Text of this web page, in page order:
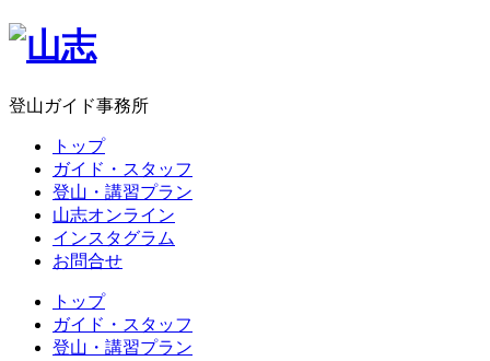
登山ガイド事務所
トップ
ガイド・スタッフ
登山・講習プラン
山志オンライン
インスタグラム
お問合せ
トップ
ガイド・スタッフ
登山・講習プラン